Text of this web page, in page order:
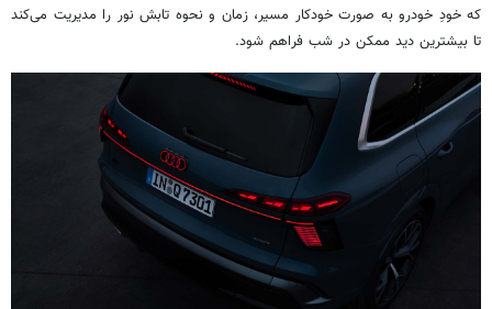
که خودِ خودرو به صورت خودکار مسیر، زمان و نحوه تابش نور را مدیریت می‌کند
تا بیشترین دید ممکن در شب فراهم شود.